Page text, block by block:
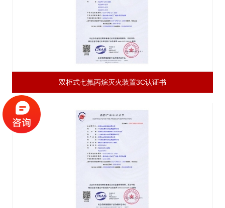
双柜式七氟丙烷灭火装置3C认证书